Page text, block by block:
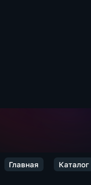
Главная Каталог